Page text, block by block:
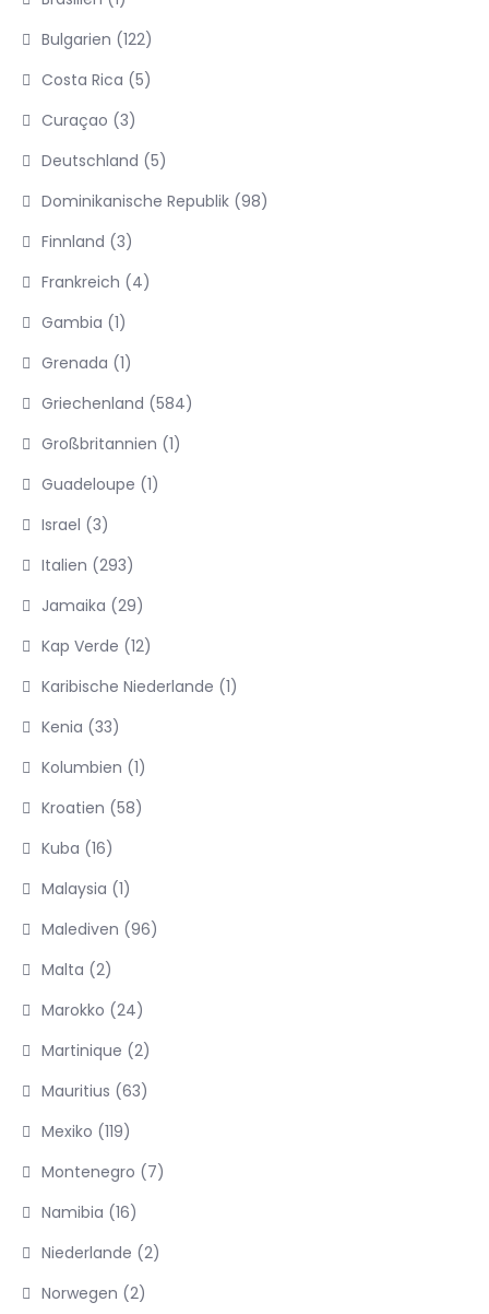
Bulgarien (122)
Costa Rica (5)
Curaçao (3)
Deutschland (5)
Dominikanische Republik (98)
Finnland (3)
Frankreich (4)
Gambia (1)
Grenada (1)
Griechenland (584)
Großbritannien (1)
Guadeloupe (1)
Israel (3)
Italien (293)
Jamaika (29)
Kap Verde (12)
Karibische Niederlande (1)
Kenia (33)
Kolumbien (1)
Kroatien (58)
Kuba (16)
Malaysia (1)
Malediven (96)
Malta (2)
Marokko (24)
Martinique (2)
Mauritius (63)
Mexiko (119)
Montenegro (7)
Namibia (16)
Niederlande (2)
Norwegen (2)